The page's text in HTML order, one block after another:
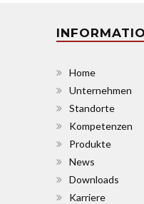
Home
Unternehmen
Standorte
Kompetenzen
Produkte
News
Downloads
Karriere